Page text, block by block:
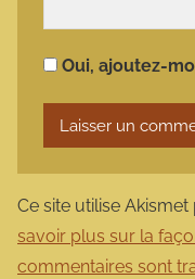
Oui, ajoutez-
Ce site utilise
savoir plus sur la
commentaires sont